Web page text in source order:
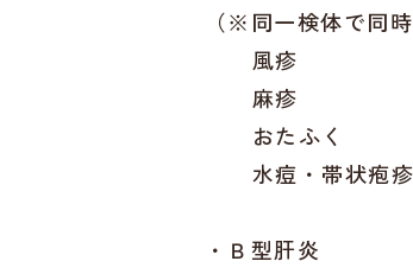
（※同一検体で同
風疹
麻疹
おたふく
水痘・帯状疱疹
・Ｂ型肝炎